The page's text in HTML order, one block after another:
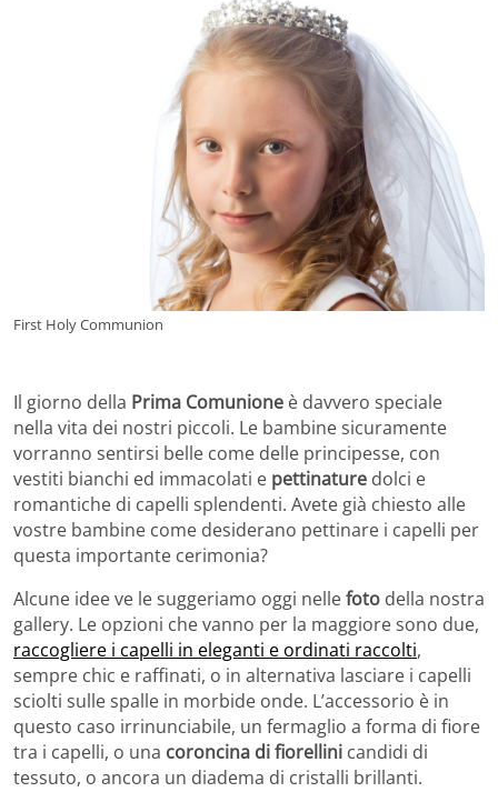
First Holy Communion
Il giorno della Prima Comunione è davvero speciale
nella vita dei nostri piccoli. Le bambine sicuramente
vorranno sentirsi belle come delle principesse, con
vestiti bianchi ed immacolati e pettinature dolci e
romantiche di capelli splendenti. Avete già chiesto alle
vostre bambine come desiderano pettinare i capelli per
questa importante cerimonia?
Alcune idee ve le suggeriamo oggi nellefoto della nostra
gallery. Le opzioni che vanno per la maggiore sono due,
raccogliere i capelli in eleganti e ordinati raccolti,
sempre chic e raffinati, o in alternativa lasciare i capelli
sciolti sulle spalle in morbide onde. L’accessorio è in
questo caso irrinunciabile, un fermaglio a forma di fiore
tra i capelli, o una coroncina di fiorellini candidi di
tessuto, o ancora un diadema di cristalli brillanti.